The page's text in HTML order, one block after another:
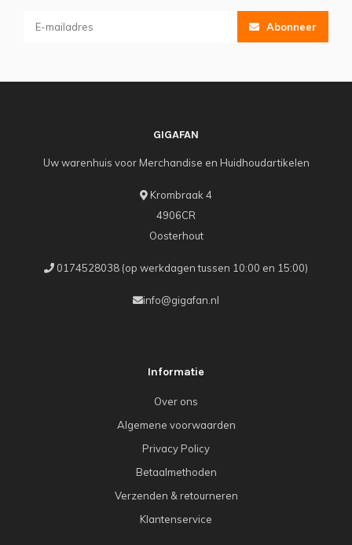
Abonneer
GIGAFAN
Uw warenhuis voor Merchandise en Huidhoudartikelen
Krombraak 4
4906CR
Oosterhout
0174528038 (op werkdagen tussen 10:00 en 15:00)
info@gigafan.nl
Informatie
Over ons
Algemene voorwaarden
Privacy Policy
Betaalmethoden
Verzenden & retourneren
Klantenservice